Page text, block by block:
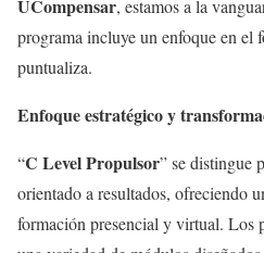
UCompensar, estamos a la
programa incluye un enfoque en el
puntualiza.
Enfoque estratégico y
“C Level Propulsor” se distingue
orientado a resultados, ofreciendo
formación presencial y virtual. Los